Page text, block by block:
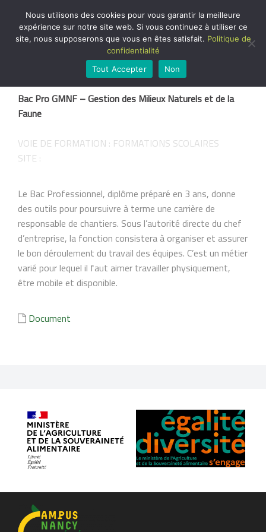
FORMATIONS
SCOLAIRES
Bac Pro GMNF – Gestion des Milieux Naturels et de la
Faune
VOIE DE FORMATION : FORMATIONS SCOLAIRES
SITE :
Le Bac Professionnel, diplôme préparé en 3 ans, donne
des outils pour poursuivre à terme une carrière de
responsable de chantiers. Sous l’autorité directe du chef
d’entreprise, la fonction consistera à organiser et assurer
le bon déroulement du travail des équipes. C’est un métier
varié pour lequel il faut aimer travailler physiquement,
être mobile et disponible.
Document
Nous utilisons des cookies pour vous garantir la meilleure
expérience sur notre site web. Si vous continuez à utiliser ce
site, nous supposerons que vous en êtes satisfait. Politique de
confidentialité
Tout Accepter
Non